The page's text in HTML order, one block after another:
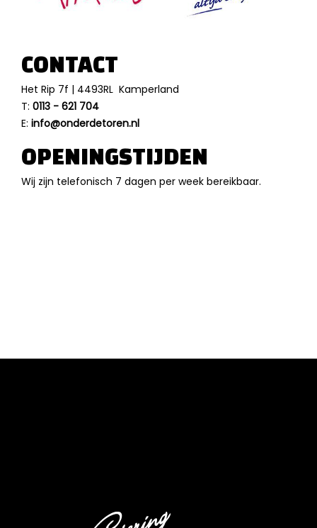
CONTACT
Het Rip 7f | 4493RL Kamperland
T: 0113 - 621 704
E: info@onderdetoren.nl
OPENINGSTIJDEN
Wij zijn telefonisch 7 dagen per week bereikbaar.